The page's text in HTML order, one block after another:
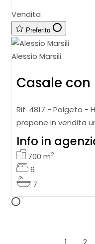
Vendita
Preferito
Alessio Marsili
Casale
Rif. 4817 - Polgeto -
propone in vendita
immerso nel verde,
2 km da Umbertide.
Info in
700 m2
6
7
1 2